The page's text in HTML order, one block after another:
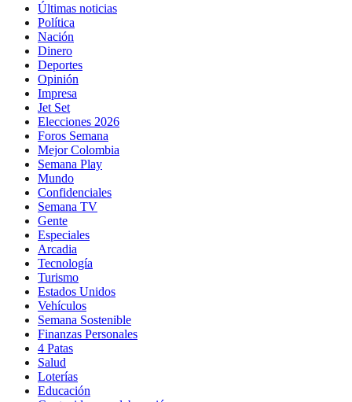
Últimas noticias
Política
Nación
Dinero
Deportes
Opinión
Impresa
Jet Set
Elecciones 2026
Foros Semana
Mejor Colombia
Semana Play
Mundo
Confidenciales
Semana TV
Gente
Especiales
Arcadia
Tecnología
Turismo
Estados Unidos
Vehículos
Semana Sostenible
Finanzas Personales
4 Patas
Salud
Loterías
Educación